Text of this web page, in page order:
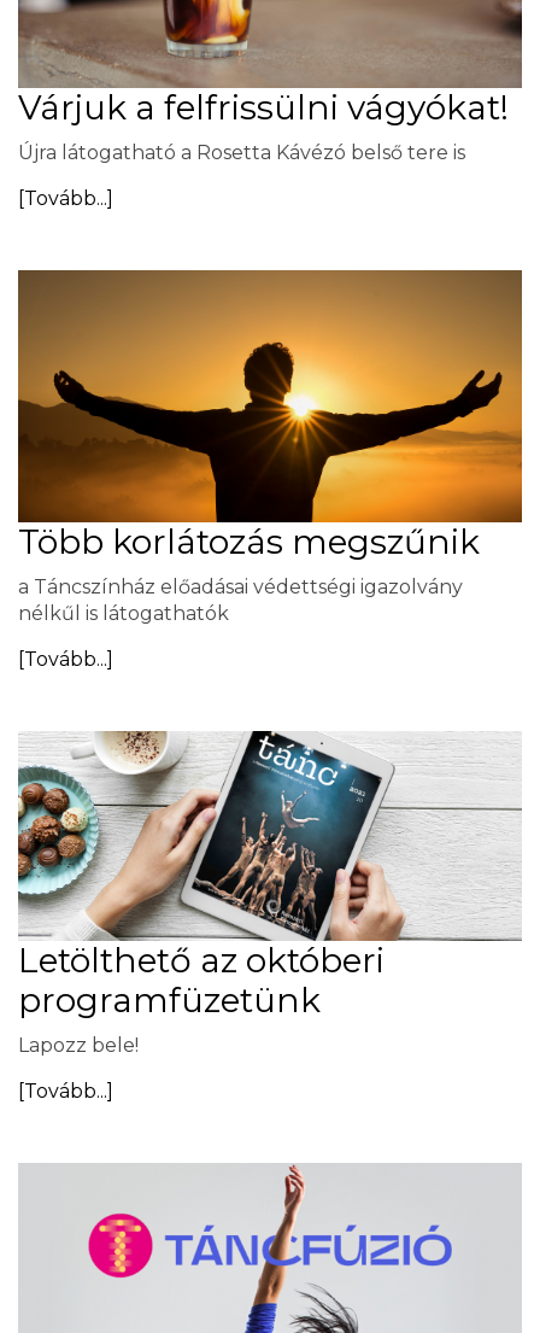
Várjuk a felfrissülni vágyókat!
Újra látogatható a Rosetta Kávézó belső tere is
[Tovább...]
Több korlátozás megszűnik
a Táncszínház előadásai védettségi igazolvány
nélkűl is látogathatók
[Tovább...]
Letölthető az októberi
programfüzetünk
Lapozz bele!
[Tovább...]